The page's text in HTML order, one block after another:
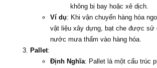
không bị bay hoặc xê dịch.
Ví dụ: Khi vận chuyển hàng hóa
vật liệu xây dựng, bạt che được sử
nước mưa thấm vào hàng hóa.
Pallet:
Định Nghĩa: Pallet là một cấu trúc